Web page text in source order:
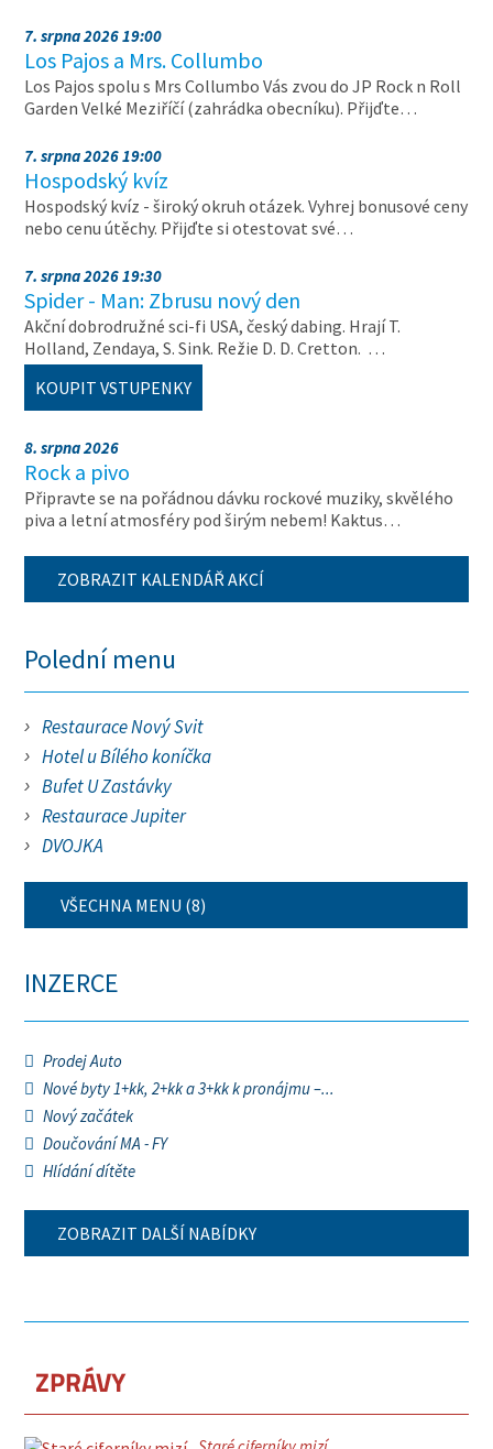
7. srpna 2026 19:00
Los Pajos a Mrs. Collumbo
Los Pajos spolu s Mrs Collumbo Vás zvou do JP Rock n Roll
Garden Velké Meziříčí (zahrádka obecníku). Přijďte…
7. srpna 2026 19:00
Hospodský kvíz
Hospodský kvíz - široký okruh otázek. Vyhrej bonusové ceny
nebo cenu útěchy. Přijďte si otestovat své…
7. srpna 2026 19:30
Spider - Man: Zbrusu nový den
Akční dobrodružné sci-fi USA, český dabing. Hrají T.
Holland, Zendaya, S. Sink. Režie D. D. Cretton. …
KOUPIT VSTUPENKY
8. srpna 2026
Rock a pivo
Připravte se na pořádnou dávku rockové muziky, skvělého
piva a letní atmosféry pod širým nebem! Kaktus…
ZOBRAZIT KALENDÁŘ AKCÍ
Polední menu
Restaurace Nový Svit
Hotel u Bílého koníčka
Bufet U Zastávky
Restaurace Jupiter
DVOJKA
VŠECHNA MENU (8)
INZERCE
Prodej Auto
Nové byty 1+kk, 2+kk a 3+kk k pronájmu –...
Nový začátek
Doučování MA - FY
Hlídání dítěte
ZOBRAZIT DALŠÍ NABÍDKY
ZPRÁVY